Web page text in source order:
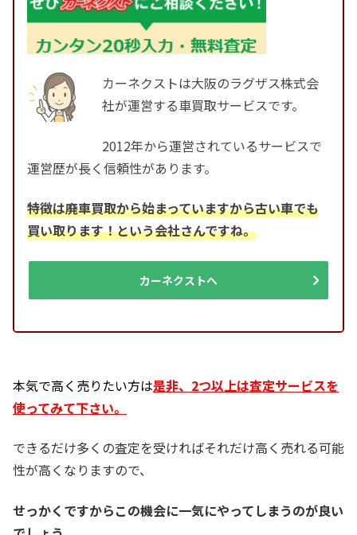
カーネクストは大阪のラグザス株式会
社が運営する車買取サービスです。
2012年から運営されているサービスで
運営歴が長く信頼性があります。
特徴は廃車買取から始まっていますから古い車でも
買い取ります！という会社さんですね。
カーネクストへ
本気で高く売りたい方は是非、2つ以上は査定サービスを
使ってみて下さい。
できるだけ多くの査定を受ければそれだけ高く売れる可能
性が高くなりますので、
せっかくですからこの機会に一気にやってしまうのが良い